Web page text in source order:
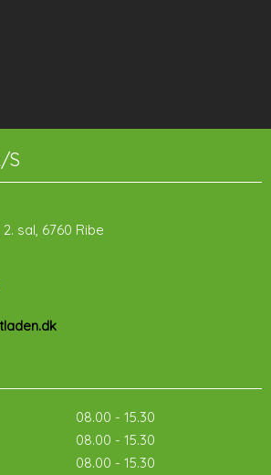
S​
sal, 6760 Ribe
08.00 - 15.30​
08.00 - 15.30​
08.00 - 15.30​